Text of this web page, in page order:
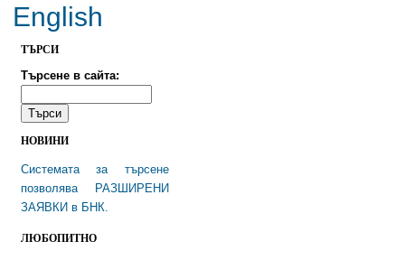
English
TЪРСИ
Търсене в сайта:
НОВИНИ
Системата за търсене
позволява РАЗШИРЕНИ
ЗАЯВКИ в БНК.
ЛЮБОПИТНО